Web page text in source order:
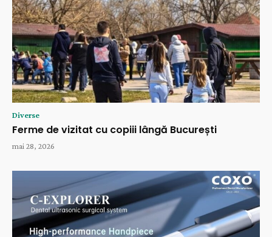
Diverse
Ferme de vizitat cu copiii lângă București
mai 28, 2026